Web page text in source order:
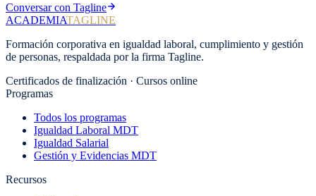
Conversar con Tagline
ACADEMIATAGLINE
Formación corporativa en igualdad laboral, cumplimiento y gestión
de personas, respaldada por la firma Tagline.
Certificados de finalización · Cursos online
Programas
Todos los programas
Igualdad Laboral MDT
Igualdad Salarial
Gestión y Evidencias MDT
Recursos